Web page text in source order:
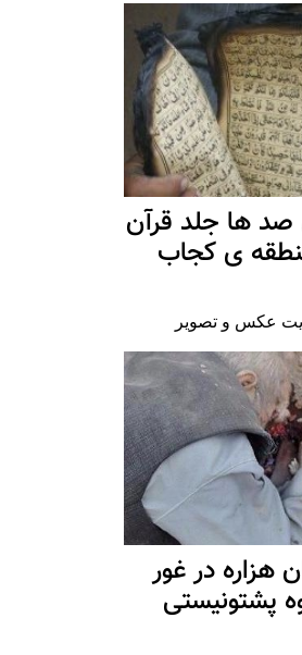
ها جلد قرآن
ی کجاب
عکس و تصویر
هزاره در غور
پشتونیستی